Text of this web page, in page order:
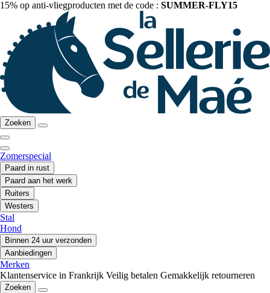
15% op anti-vliegproducten met de code : SUMMER-FLY15
Zoeken
Zomerspecial
Paard in rust
Paard aan het werk
Ruiters
Westers
Stal
Hond
Binnen 24 uur verzonden
Aanbiedingen
Merken
Klantenservice in Frankrijk Veilig betalen Gemakkelijk retourneren
Zoeken